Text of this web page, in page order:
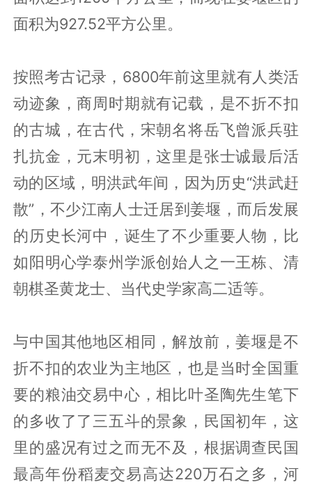
面积为927.52平方公里。
按照考古记录，6800年前这里就有人类活
动迹象，商周时期就有记载，是不折不扣
的古城，在古代，宋朝名将岳飞曾派兵驻
扎抗金，元末明初，这里是张士诚最后活
动的区域，明洪武年间，因为历史“洪武赶
散”，不少江南人士迁居到姜堰，而后发展
的历史长河中，诞生了不少重要人物，比
如阳明心学泰州学派创始人之一王栋、清
朝棋圣黄龙士、当代史学家高二适等。
与中国其他地区相同，解放前，姜堰是不
折不扣的农业为主地区，也是当时全国重
要的粮油交易中心，相比叶圣陶先生笔下
的多收了了三五斗的景象，民国初年，这
里的盛况有过之而无不及，根据调查民国
最高年份稻麦交易高达220万石之多，河